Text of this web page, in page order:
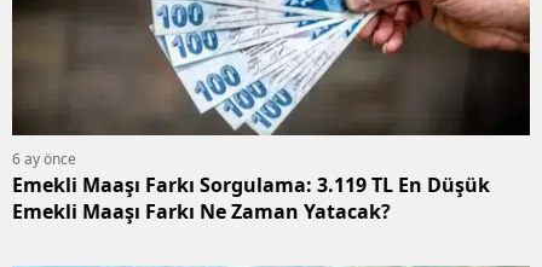
6 ay önce
Emekli Maaşı Farkı Sorgulama: 3.119 TL En Düşük
Emekli Maaşı Farkı Ne Zaman Yatacak?